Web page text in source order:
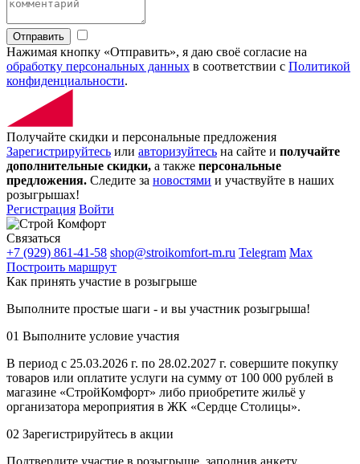
Отправить
Нажимая кнопку «Отправить», я даю своё согласие на
обработку персональных данных в соответствии с Политикой
конфиденциальности.
Получайте скидки и персональные предложения
Зарегистрируйтесь или авторизуйтесь на сайте и получайте
дополнительные скидки, а также персональные
предложения. Следите за новостями и участвуйте в наших
розыгрышах!
Регистрация Войти
Связаться
+7 (929) 861-41-58 shop@stroikomfort-m.ru Telegram Max
Построить маршрут
Как принять участие в розыгрыше
Выполните простые шаги - и вы участник розыгрыша!
01 Выполните условие участия
В период с 25.03.2026 г. по 28.02.2027 г. совершите покупку
товаров или оплатите услуги на сумму от 100 000 рублей в
магазине «СтройКомфорт» либо приобретите жильё у
организатора мероприятия в ЖК «Сердце Столицы».
02 Зарегистрируйтесь в акции
Подтвердите участие в розыгрыше, заполнив анкету